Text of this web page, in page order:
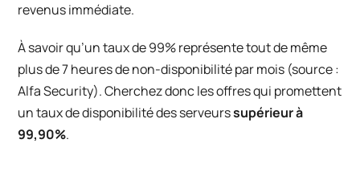
revenus immédiate.
À savoir qu’un taux de 99% représente tout de même
plus de 7 heures de non-disponibilité par mois (source :
Alfa Security). Cherchez donc les offres qui promettent
un taux de disponibilité des serveurssupérieur à
99,90%.